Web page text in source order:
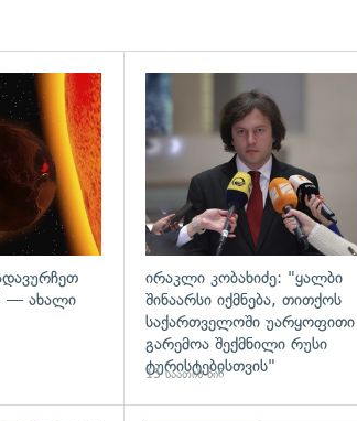
გადახედვა
— ახალი
ირაკლი კობახიძე: "ყალბი
შინაარსი იქმნება, თითქოს
საქართველოში უარყოფითი
გარემოა შექმნილი რუსი
ტურისტებისთვის"
15 საათის წინ